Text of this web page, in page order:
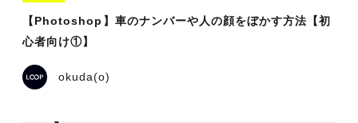
【Photoshop】車のナンバーや人の顔をぼかす方法【初
心者向け①】
okuda(o)